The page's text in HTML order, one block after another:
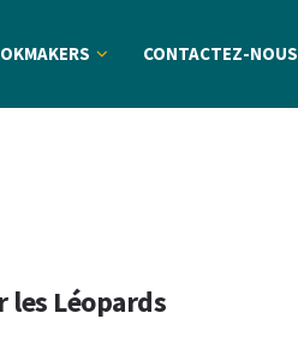
CONTACTEZ-NOUS
les Léopards